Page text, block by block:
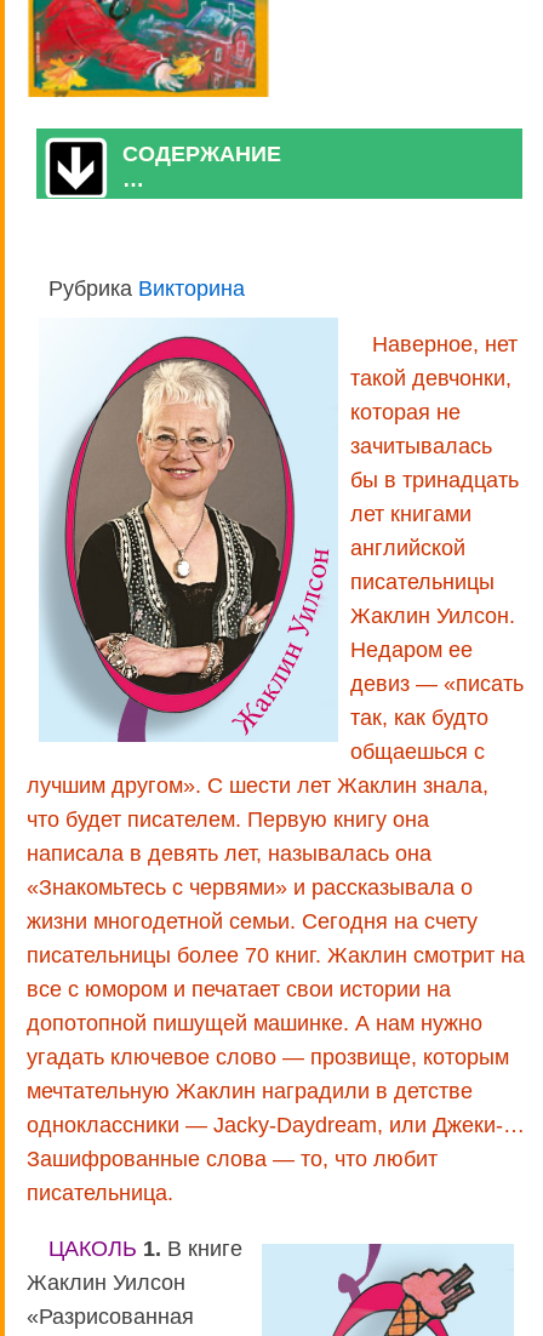
СОДЕРЖАНИЕ
…
Рубрика Викторина
Наверное, нет
такой девчонки,
которая не
зачитывалась
бы в тринадцать
лет книгами
английской
писательницы
Жаклин Уилсон.
Недаром ее
девиз — «писать
так, как будто
общаешься с
лучшим другом». С шести лет Жаклин знала,
что будет писателем. Первую книгу она
написала в девять лет, называлась она
«Знакомьтесь с червями» и рассказывала о
жизни многодетной семьи. Сегодня на счету
писательницы более 70 книг. Жаклин смотрит на
все с юмором и печатает свои истории на
допотопной пишущей машинке. А нам нужно
угадать ключевое слово — прозвище, которым
мечтательную Жаклин наградили в детстве
одноклассники — Jacky-Daydream, или Джеки-…
Зашифрованные слова — то, что любит
писательница.
ЦАКОЛЬ 1. В книге
Жаклин Уилсон
«Разрисованная